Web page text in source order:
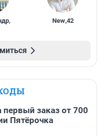
,
New,42
первый заказ от 700
Пятёрочка